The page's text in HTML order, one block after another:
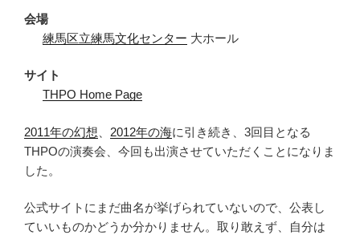
会場
練馬区立練馬文化センター 大ホール
サイト
THPO Home Page
2011年の幻想 2012年の海に引き続き、3回目となる
THPOの演奏会、今回も出演させていただくことになりま
した。
公式サイトにまだ曲名が挙げられていないので、公表し
ていいものかどうか分かりません。取り敢えず、自分は